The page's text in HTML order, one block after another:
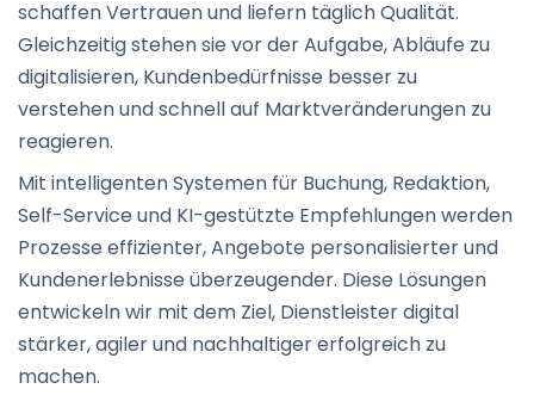
schaffen Vertrauen und liefern täglich Qualität.
Gleichzeitig stehen sie vor der Aufgabe, Abläufe zu
digitalisieren, Kundenbedürfnisse besser zu
verstehen und schnell auf Marktveränderungen zu
reagieren.
Mit intelligenten Systemen für Buchung, Redaktion,
Self-Service und KI-gestützte Empfehlungen werden
Prozesse effizienter, Angebote personalisierter und
Kundenerlebnisse überzeugender. Diese Lösungen
entwickeln wir mit dem Ziel, Dienstleister digital
stärker, agiler und nachhaltiger erfolgreich zu
machen.